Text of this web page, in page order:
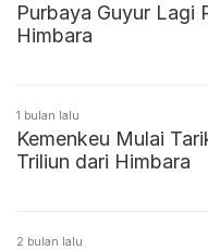
Purbaya Guyur Lagi
Himbara
1 bulan lalu
Kemenkeu Mulai
Triliun dari Himbara
2 bulan lalu